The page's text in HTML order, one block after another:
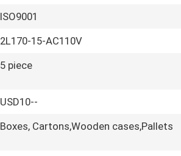
ISO9001
2L170-15-AC110V
5 piece
USD10--
Boxes, Cartons,Wooden cases,Pallets